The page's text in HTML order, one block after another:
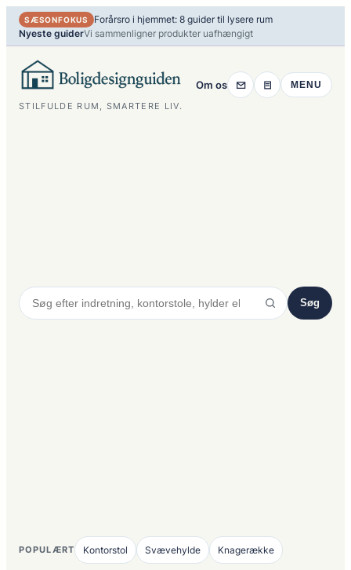
Spring
indhold
SÆSONFOKUS
Forårsro i hjemmet: 8 guider til lysere rum
Nyeste guiderVi sammenligner produkter uafhængigt
STILFULDE RUM, SMARTERE LIV.
Om os MENU
Søg
POPULÆRT Kontorstol Svævehylde Knagerække